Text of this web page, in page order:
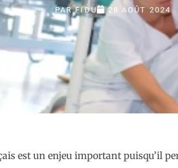
PARFIDU 28 AOÛT 2024
est un enjeu important puisqu’il